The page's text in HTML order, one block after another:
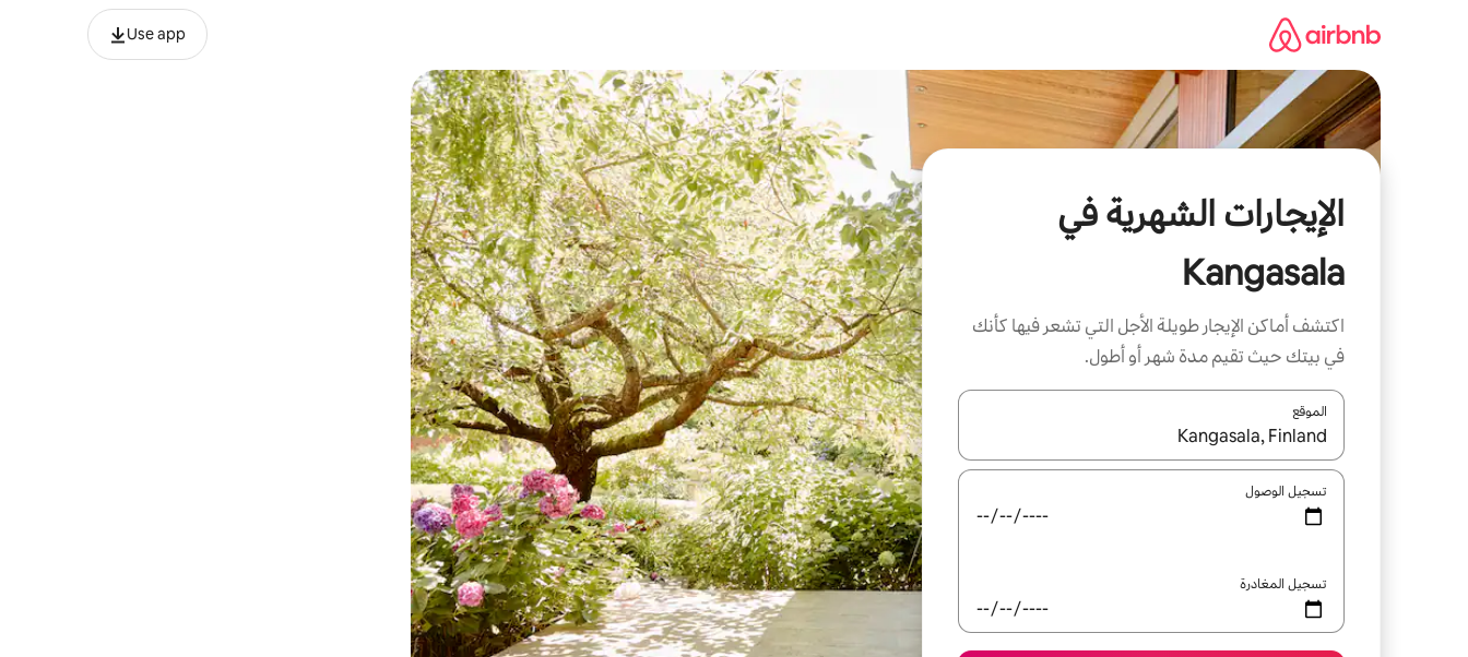
Use app
الإيجارات الشهرية في
Kangasala
اكتشف أماكن الإيجار طويلة الأجل التي تشعر فيها كأنك
في بيتك حيث تقيم مدة شهر أو أطول.
الموقع
عند توفر النتائج، انتقل باستخدام السهمين لأعلى ولأسفل أو استكشف عن طريق اللمس أو السحب.
تسجيل الوصول
تسجيل المغادرة